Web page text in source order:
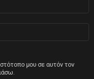
μου σε αυτόν τον